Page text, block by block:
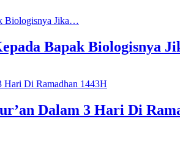
Bapak Biologisnya
Dalam 3 Hari Di